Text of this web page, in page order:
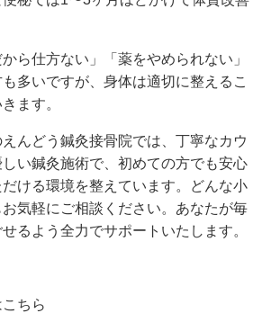
から仕方ない」「薬をやめられない」
多いですが、身体は適切に整えるこ
ます。
んどう鍼灸接骨院では、丁寧なカウ
い鍼灸施術で、初めての方でも安心
ける環境を整えています。どんな小
気軽にご相談ください。あなたが毎
るよう全力でサポートいたします。
ちら